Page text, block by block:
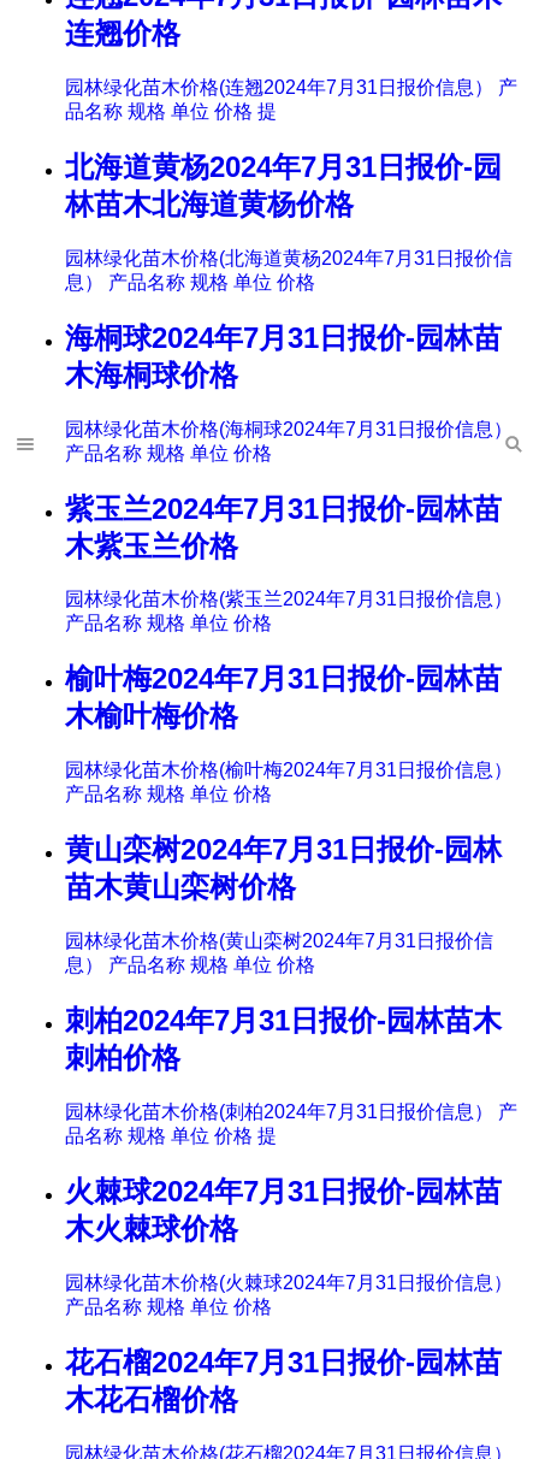
连翘价格
园林绿化苗木价格(连翘2024年7月31日报价信息） 产
品名称 规格 单位 价格 提
北海道黄杨2024年7月31日报价-园
林苗木北海道黄杨价格
园林绿化苗木价格(北海道黄杨2024年7月31日报价信
息） 产品名称 规格 单位 价格
海桐球2024年7月31日报价-园林苗
木海桐球价格
园林绿化苗木价格(海桐球2024年7月31日报价信息）
产品名称 规格 单位 价格
紫玉兰2024年7月31日报价-园林苗
木紫玉兰价格
园林绿化苗木价格(紫玉兰2024年7月31日报价信息）
产品名称 规格 单位 价格
榆叶梅2024年7月31日报价-园林苗
木榆叶梅价格
园林绿化苗木价格(榆叶梅2024年7月31日报价信息）
产品名称 规格 单位 价格
黄山栾树2024年7月31日报价-园林
苗木黄山栾树价格
园林绿化苗木价格(黄山栾树2024年7月31日报价信
息） 产品名称 规格 单位 价格
刺柏2024年7月31日报价-园林苗木
刺柏价格
园林绿化苗木价格(刺柏2024年7月31日报价信息） 产
品名称 规格 单位 价格 提
火棘球2024年7月31日报价-园林苗
木火棘球价格
园林绿化苗木价格(火棘球2024年7月31日报价信息）
产品名称 规格 单位 价格
花石榴2024年7月31日报价-园林苗
木花石榴价格
园林绿化苗木价格(花石榴2024年7月31日报价信息）